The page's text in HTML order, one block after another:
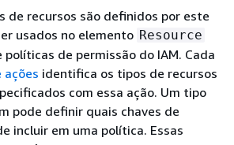
de recursos são definidos por este
usados no elemento Resource
de permissão do IAM. Cada
ações identifica os tipos de recursos
com essa ação. Um tipo
pode definir quais chaves de
incluir em uma política. Essas